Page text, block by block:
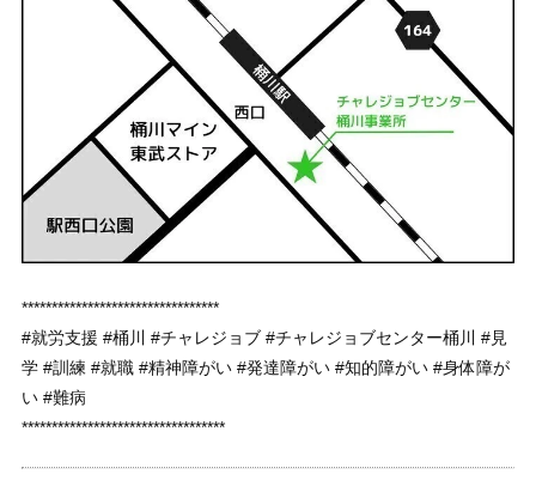
*********************************
#就労支援 #桶川 #チャレジョブ #チャレジョブセンター桶川 #見
学 #訓練 #就職 #精神障がい #発達障がい #知的障がい #身体障が
い #難病
**********************************